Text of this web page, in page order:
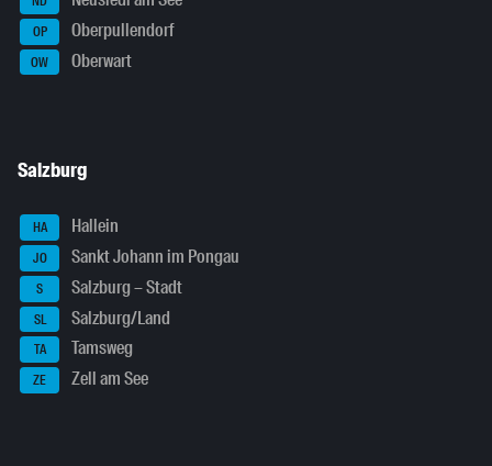
OP Oberpullendorf
OW Oberwart
Salzburg
HA Hallein
JO Sankt Johann im Pongau
S Salzburg – Stadt
SL Salzburg/Land
TA Tamsweg
ZE Zell am See